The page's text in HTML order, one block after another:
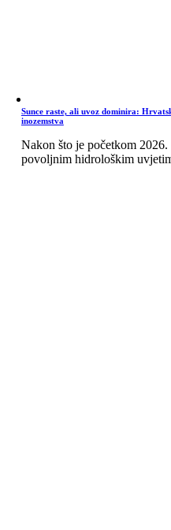
Sunce raste, ali uvoz dominira:
inozemstva
Nakon što je početkom
povoljnim hidrološkim